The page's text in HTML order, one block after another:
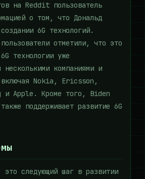
на Reddit пользователь
о том, что Дональд
6G технологий.
отметили, что это
технологии уже
несколькими компаниями и
включая Nokia, Ericsson,
и Apple. Кроме того, Biden
поддерживает развитие 6G
это следующий шаг в развитии